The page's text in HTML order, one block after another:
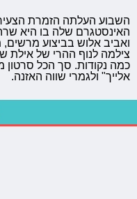
השבוע העלתה הזמרת
האינסטגרם שלה בו היא
ואביב אלוש בביצוע מרשים,
צילמה לנוף ההרי של אילת
כמה נקודות. סך הכל סרטון
אלייך" ולגמרי שווה האזנה.